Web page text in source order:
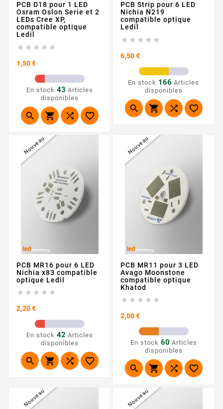
PCB D18 pour 1 LED
Osram Oslon Serie et 2
LEDs Cree XP,
compatible optique
Ledil
    
1,50 €Prix
En stock 43 Articles
disponibles
   
PCB Strip pour 6 LED
Nichia N219
compatible optique
Ledil
    
6,50 €Prix
En stock 166 Articles
disponibles
   
Nouveau
PCB MR16 pour 6 LED
Nichia x83 compatible
optique Ledil
    
2,20 €Prix
En stock 42 Articles
disponibles
   
Nouveau
PCB MR11 pour 3 LED
Avago Moonstone
compatible optique
Khatod
    
2,00 €Prix
En stock 60 Articles
disponibles
   
Nouveau Nouveau